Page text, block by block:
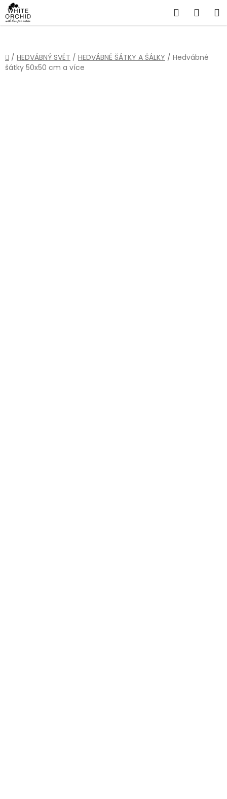
Přejít
na
obsah
Hledat
Domů
/ HEDVÁBNÝ SVĚT / HEDVÁBNÉ ŠÁTKY A ŠÁLKY / Hedvábné
šátky 50x50 cm a více